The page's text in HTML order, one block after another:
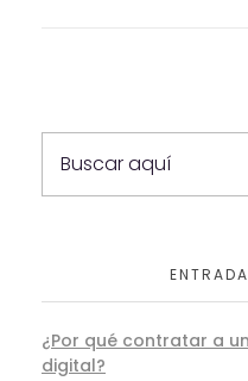
¿Por qué contratar a
digital?